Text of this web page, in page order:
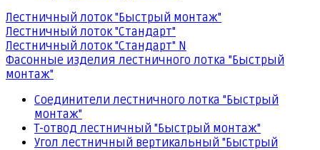
Лестничный лоток "Быстрый монтаж"
Лестничный лоток "Стандарт"
Лестничный лоток "Стандарт" N
Фасонные изделия лестничного лотка "Быстрый
монтаж"
Соединители лестничного лотка "Быстрый
монтаж"
Т-отвод лестничный "Быстрый монтаж"
Угол лестничный вертикальный "Быстрый